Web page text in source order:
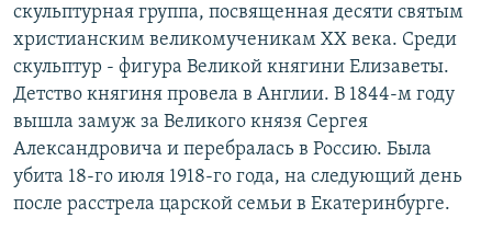
Вернутся
поиску
КАВКАЗ.РЕАЛИИ
СЕВЕР.РЕАЛИИ
СИБИРЬ.РЕАЛИИ
РАСПИСАНИЕ ВЕЩАНИЯ
ПОДПИШИТЕСЬ НА РАССЫЛКУ
скульптурная группа, посвященная десяти святым
христианским великомученикам ХХ века. Среди
скульптур - фигура Великой княгини Елизаветы.
Детство княгиня провела в Англии. В 1844-м году
вышла замуж за Великого князя Сергея
Александровича и перебралась в Россию. Была
убита 18-го июля 1918-го года, на следующий день
после расстрела царской семьи в Екатеринбурге.